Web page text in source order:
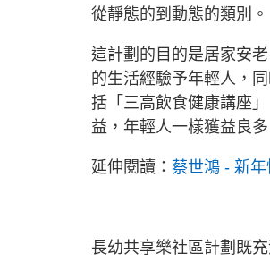
從靜態的到動態的類別。
這計劃的目的是居家安
的生活經驗予年輕人，
括「三高飲食健康講座
益，年輕人一樣獲益良多
延伸閱讀： 蔡世鴻 - 新
長幼共享樂社區計劃既